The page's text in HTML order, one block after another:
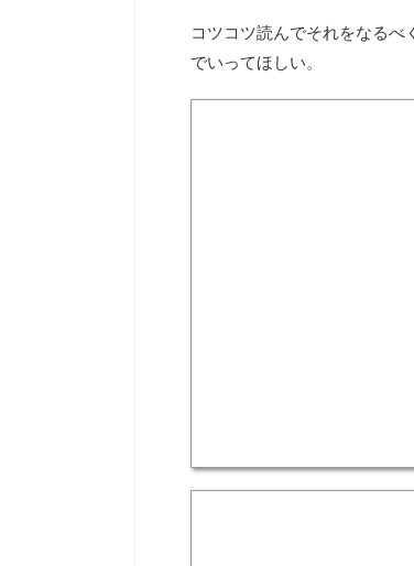
コツコツ読んでそれをなる
でいってほしい。